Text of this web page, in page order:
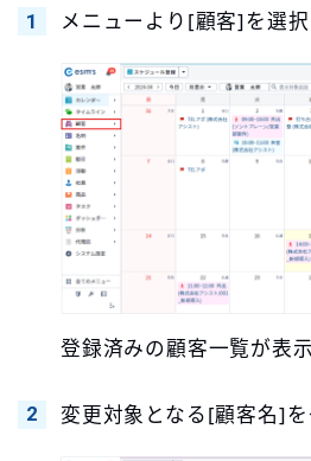
メニューより[顧客]を選択
登録済みの顧客一覧が表示
変更対象となる[顧客名]を